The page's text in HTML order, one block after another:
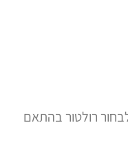
ניתן לבחור רולטור בהתאם